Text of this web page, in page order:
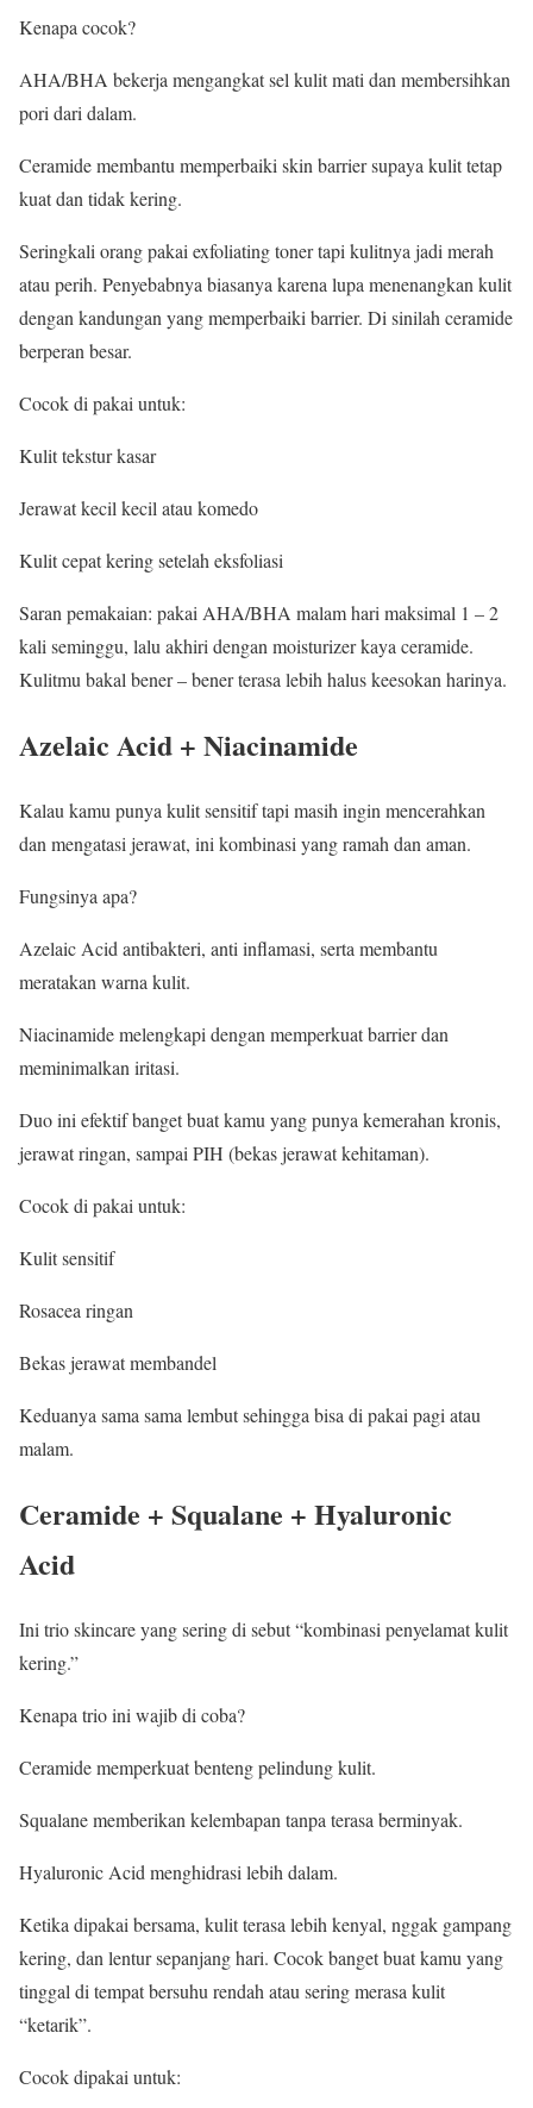
Kenapa cocok?
AHA/BHA bekerja mengangkat sel kulit mati dan membersihkan
pori dari dalam.
Ceramide membantu memperbaiki skin barrier supaya kulit tetap
kuat dan tidak kering.
Seringkali orang pakai exfoliating toner tapi kulitnya jadi merah
atau perih. Penyebabnya biasanya karena lupa menenangkan kulit
dengan kandungan yang memperbaiki barrier. Di sinilah ceramide
berperan besar.
Cocok di pakai untuk:
Kulit tekstur kasar
Jerawat kecil kecil atau komedo
Kulit cepat kering setelah eksfoliasi
Saran pemakaian: pakai AHA/BHA malam hari maksimal 1 – 2
kali seminggu, lalu akhiri dengan moisturizer kaya ceramide.
Kulitmu bakal bener – bener terasa lebih halus keesokan harinya.
Azelaic Acid + Niacinamide
Kalau kamu punya kulit sensitif tapi masih ingin mencerahkan
dan mengatasi jerawat, ini kombinasi yang ramah dan aman.
Fungsinya apa?
Azelaic Acid antibakteri, anti inflamasi, serta membantu
meratakan warna kulit.
Niacinamide melengkapi dengan memperkuat barrier dan
meminimalkan iritasi.
Duo ini efektif banget buat kamu yang punya kemerahan kronis,
jerawat ringan, sampai PIH (bekas jerawat kehitaman).
Cocok di pakai untuk:
Kulit sensitif
Rosacea ringan
Bekas jerawat membandel
Keduanya sama sama lembut sehingga bisa di pakai pagi atau
malam.
Ceramide + Squalane + Hyaluronic
Acid
Ini trio skincare yang sering di sebut “kombinasi penyelamat kulit
kering.”
Kenapa trio ini wajib di coba?
Ceramide memperkuat benteng pelindung kulit.
Squalane memberikan kelembapan tanpa terasa berminyak.
Hyaluronic Acid menghidrasi lebih dalam.
Ketika dipakai bersama, kulit terasa lebih kenyal, nggak gampang
kering, dan lentur sepanjang hari. Cocok banget buat kamu yang
tinggal di tempat bersuhu rendah atau sering merasa kulit
“ketarik”.
Cocok dipakai untuk: